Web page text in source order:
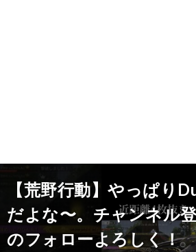
【荒野行動】やっぱり
だよな〜。チャンネル
のフォローよろしく！